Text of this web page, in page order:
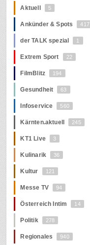
Aktuell 5
Ankünder & Spots 417
der TALK spezial 1
Extrem Sport 22
FilmBlitz 194
Gesundheit 63
Infoservice 560
Kärnten.aktuell 245
KT1 Live 3
Kulinarik 36
Kultur 121
Messe TV 94
Österreich Intim 14
Politik 278
Regionales 940